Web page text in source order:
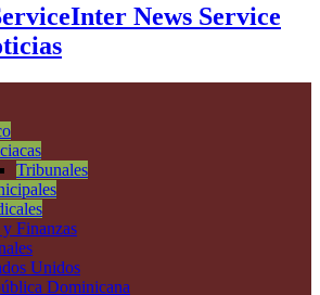
Inter News Service
Tribunales
Finanzas
Unidos
Dominicana